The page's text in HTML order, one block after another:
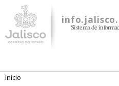
contenido
principal
Sistema de
Se encuentra usted aquí
Inicio